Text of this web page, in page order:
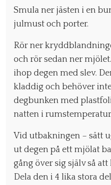
Smula ner jästen i en
julmust och porter.
Rör ner
och rör sedan ner
ihop degen med slev.
kladdig och behöver
degbunken med
natten i
Vid utbakningen – sätt
ut degen på ett mjölat
gång över sig själv så
Dela den i 4 lika stora